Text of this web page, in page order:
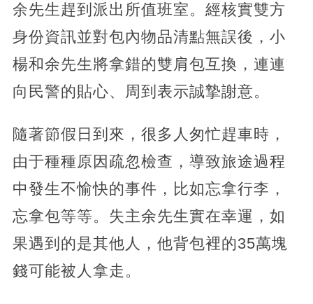
余先生趕到派出所值班室。經核實雙方
身份資訊並對包內物品清點無誤後，小
楊和余先生將拿錯的雙肩包互換，連連
向民警的貼心、周到表示誠摯謝意。
隨著節假日到來，很多人匆忙趕車時，
由于種種原因疏忽檢查，導致旅途過程
中發生不愉快的事件，比如忘拿行李，
忘拿包等等。失主余先生實在幸運，如
果遇到的是其他人，他背包裡的35萬塊
錢可能被人拿走。